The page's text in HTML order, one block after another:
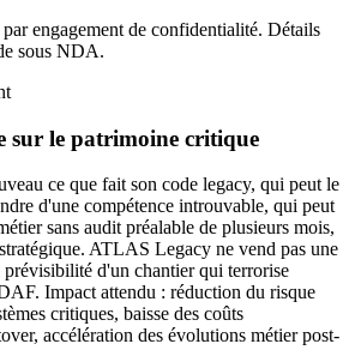
engagement de confidentialité. Détails
sous NDA.
sur le patrimoine critique
ce que fait son code legacy, qui peut le
d'une compétence introuvable, qui peut
sans audit préalable de plusieurs mois,
ATLAS Legacy ne vend pas une
d'un chantier qui terrorise
Impact attendu : réduction du risque
critiques, baisse des coûts
accélération des évolutions métier post-